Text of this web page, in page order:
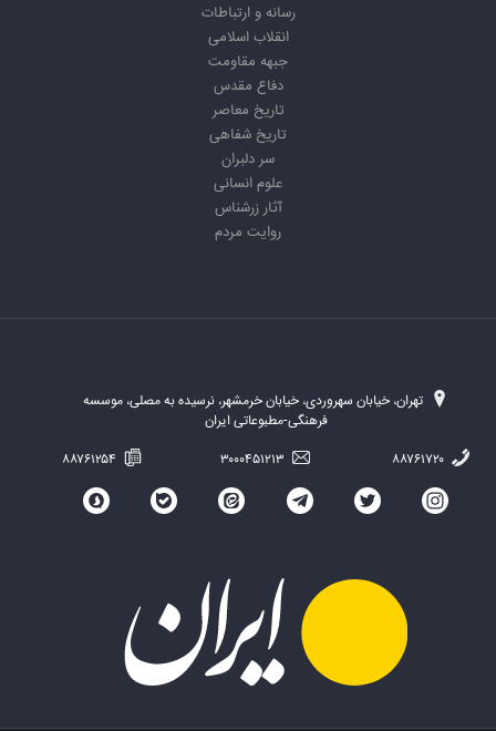
رسانه و ارتباطات
انقلاب اسلامی
جبهه مقاومت
دفاع مقدس
تاریخ معاصر
تاریخ شفاهی
سر دلبران
علوم انسانی
آثار زرشناس
روایت مردم
تهران، خیابان سهروردی، خیابان خرمشهر، نرسیده به مصلی، موسسه
فرهنگی-مطبوعاتی ایران